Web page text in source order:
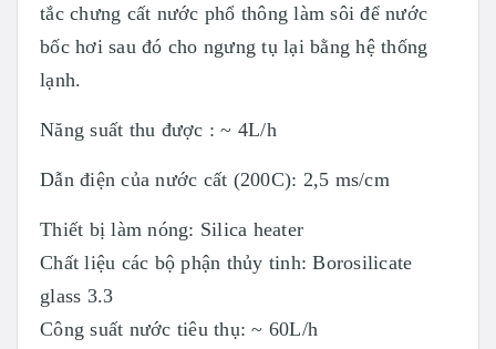
tắc chưng cất nước phổ thông làm sôi để nước
bốc hơi sau đó cho ngưng tụ lại bằng hệ thống
lạnh.
Năng suất thu được : ~ 4L/h
Dẫn điện của nước cất (200C): 2,5 ms/cm
Thiết bị làm nóng: Silica heater
Chất liệu các bộ phận thủy tinh: Borosilicate
glass 3.3
Công suất nước tiêu thụ: ~ 60L/h